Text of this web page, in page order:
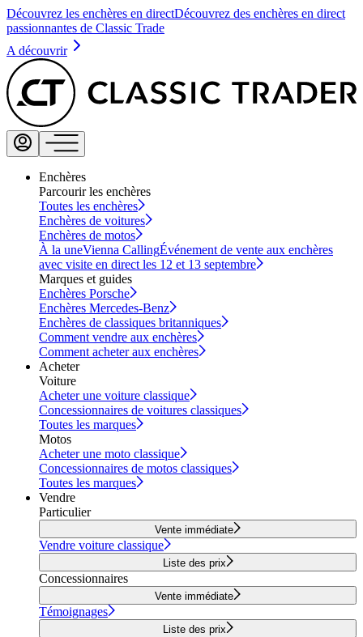
Découvrez les enchères en directDécouvrez des enchères en direct
passionnantes de Classic Trade
A découvrir
Enchères
Parcourir les enchères
Toutes les enchères
Enchères de voitures
Enchères de motos
À la uneVienna CallingÉvénement de vente aux enchères
avec visite en direct les 12 et 13 septembre
Marques et guides
Enchères Porsche
Enchères Mercedes-Benz
Enchères de classiques britanniques
Comment vendre aux enchères
Comment acheter aux enchères
Acheter
Voiture
Acheter une voiture classique
Concessionnaires de voitures classiques
Toutes les marques
Motos
Acheter une moto classique
Concessionnaires de motos classiques
Toutes les marques
Vendre
Particulier
Vente immédiate
Vendre voiture classique
Liste des prix
Concessionnaires
Vente immédiate
Témoignages
Liste des prix